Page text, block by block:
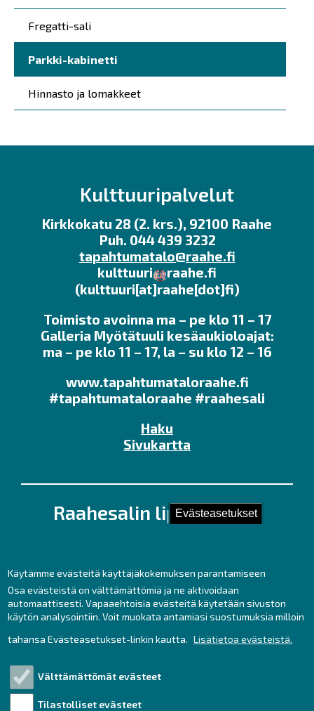
Evästeasetukset
Käytämme evästeitä käyttäjäkokemuksen parantamiseen
Osa evästeistä on välttämättömiä ja ne aktivoidaan
automaattisesti. Vapaaehtoisia evästeitä käytetään sivuston
käytön analysointiin. Voit muokata antamiasi suostumuksia milloin
tahansa Evästeasetukset-linkin kautta. Lisätietoa evästeistä.
Välttämättömät evästeet
Tilastolliset evästeet
Fregatti-sali
Parkki-kabinetti
Hinnasto ja lomakkeet
Kulttuuripalvelut
Kirkkokatu 28 (2. krs.), 92100 Raahe
Puh. 044 439 3232
tapahtumatalo@raahe.fi
kulttuuri
raahe.fi
(kulttuuri[at]raahe[dot]fi)
Toimisto avoinna ma – pe klo 11 – 17
Galleria Myötätuuli kesäaukioloajat:
ma – pe klo 11 – 17, la – su klo 12 – 16
www.tapahtumataloraahe.fi
#tapahtumataloraahe #raahesali
Haku
Sivukartta
Raahesalin lipunmyynti
Puh. 044 439 3237
Kesäaukioloajat ma – pe klo 11 – 17
sekä tunti ennen tilaisuuksia.
lipunmyynti
raahe.fi
Liput netistä: